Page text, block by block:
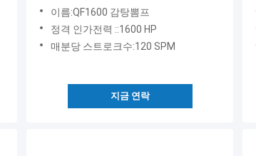
이름:QF1600 감탕뽐프
정격 인가전력 ::1600 HP
매분당 스트로크수:120 SPM
지금 연락